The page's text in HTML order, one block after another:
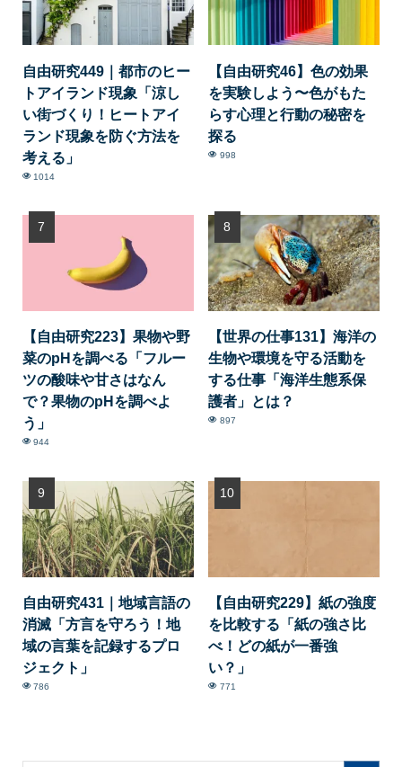
自由研究449｜都市のヒー
トアイランド現象「涼し
い街づくり！ヒートアイ
ランド現象を防ぐ方法を
考える」
1014
【自由研究46】色の効果
を実験しよう〜色がもた
らす心理と行動の秘密を
探る
998
【自由研究223】果物や野
菜のpHを調べる「フルー
ツの酸味や甘さはなん
で？果物のpHを調べよ
う」
944
【世界の仕事131】海洋の
生物や環境を守る活動を
する仕事「海洋生態系保
護者」とは？
897
自由研究431｜地域言語の
消滅「方言を守ろう！地
域の言葉を記録するプロ
ジェクト」
786
【自由研究229】紙の強度
を比較する「紙の強さ比
べ！どの紙が一番強
い？」
771